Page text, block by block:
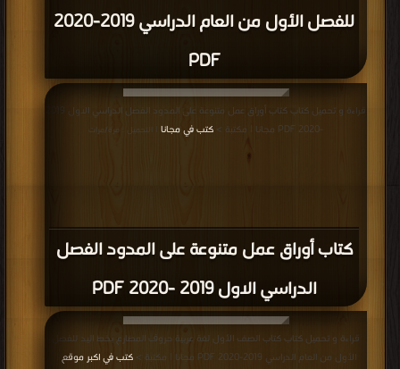
للفصل الأول من العام الدراسي 2019-2020
PDF
كتاب أوراق عمل متنوعة على المدود الفصل
الدراسي الاول 2019 -2020 PDF
كتب في مجانا | التحميل : مرة/مرات
قراءة و تحميل كتاب كتاب الصف الأول لغة عربية حروف المضارع بخط اليد للفصل
الأول من العام الدراسي 2019-2020 PDF مجانا | مكتبة >
كتب في اكبر موقع